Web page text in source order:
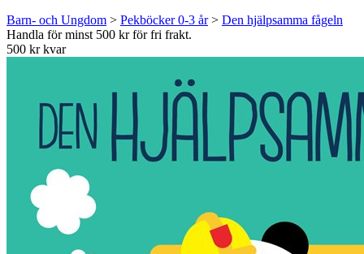
Barn- och Ungdom > Pekböcker 0-3 år> Den hjälpsamma fågeln
Handla för minst 500 kr för fri frakt.
500 kr kvar